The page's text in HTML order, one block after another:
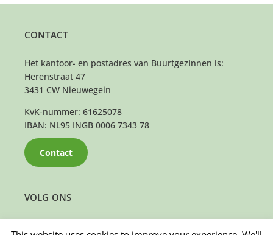
VOLG ONS
CONTACT
Het kantoor- en postadres van Buurtgezinnen is:
Herenstraat 47
3431 CW Nieuwegein
KvK-nummer: 61625078
IBAN: NL95 INGB 0006 7343 78
Contact